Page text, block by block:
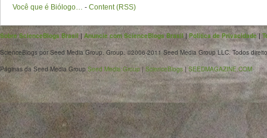
Você que é Biólogo… - Content (RSS)
Sobre ScienceBlogs Brasil| Anuncie com ScienceBlogs Brasil|Política de Privacidade|
ScienceBlogs por Seed Media Group. Group. ©2006-2011 Seed Media Group LLC. Todos
Páginas da Seed Media Group Seed Media Group | ScienceBlogs | SEEDMAGAZINE.COM